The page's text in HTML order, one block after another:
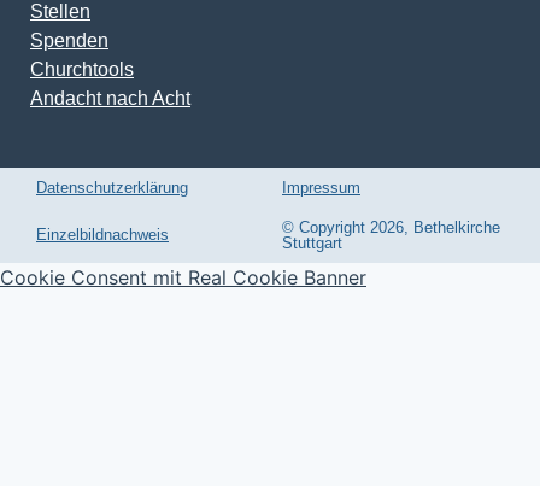
Stellen
Spenden
Churchtools
Andacht nach Acht
Datenschutzerklärung Impressum
Einzelbildnachweis
© Copyright 2026, Bethelkirche
Stuttgart
Cookie Consent mit Real Cookie Banner